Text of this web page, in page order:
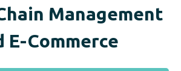
Management
E-Commerce